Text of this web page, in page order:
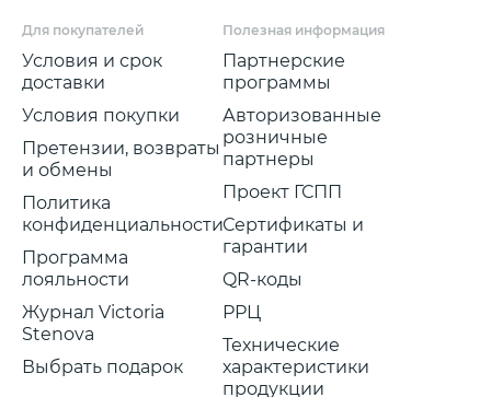
Для покупателей
Условия и срок
доставки
Условия покупки
Претензии, возвраты
и обмены
Политика
конфиденциальности
Программа
лояльности
Журнал Victoria
Stenova
Выбрать подарок
Полезная информация
Партнерские
программы
Авторизованные
розничные
партнеры
Проект ГСПП
Сертификаты и
гарантии
QR-коды
РРЦ
Технические
характеристики
продукции